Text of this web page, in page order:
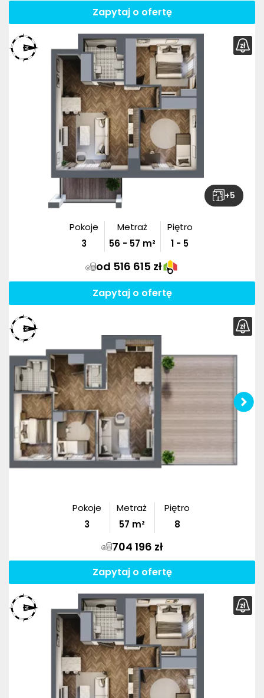
Zapytaj o ofertę
+5
Pokoje
3
Metraż
56 - 57 m²
Piętro
1 - 5
od 516 615 zł
Zapytaj o ofertę
Pokoje
3
Metraż
57 m²
Piętro
8
704 196 zł
Zapytaj o ofertę